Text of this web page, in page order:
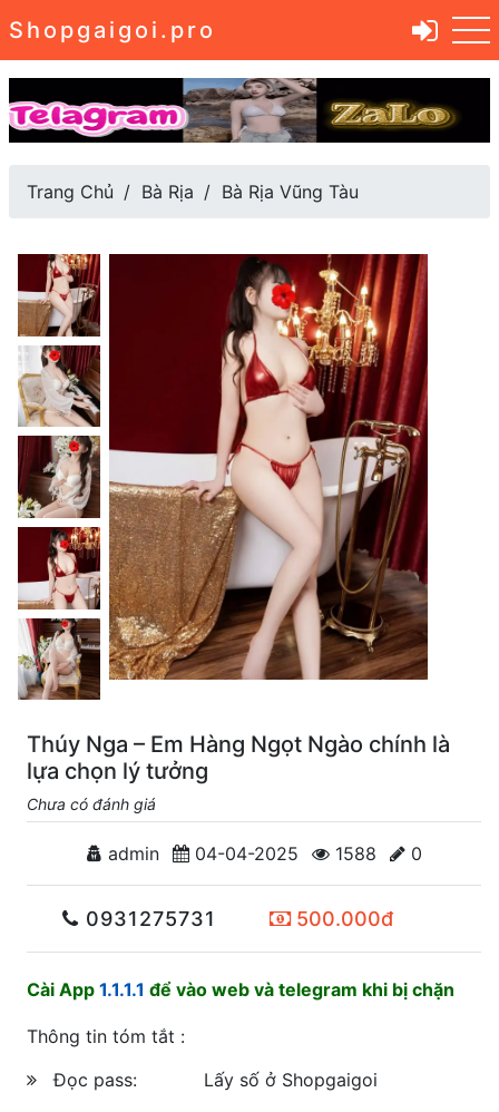
Shopgaigoi.pro
Trang Chủ Bà Rịa Bà Rịa Vũng Tàu
Thúy Nga – Em Hàng Ngọt Ngào chính là
lựa chọn lý tưởng
Chưa có đánh giá
admin 04-04-2025 1588 0
0931275731 500.000đ
Cài App 1.1.1.1 để vào web và telegram khi bị chặn
Thông tin tóm tắt :
Đọc pass:
Lấy số ở Shopgaigoi